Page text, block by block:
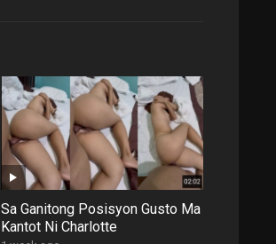
Sa Ganitong Posisyon Gusto Ma
Kantot Ni Charlotte